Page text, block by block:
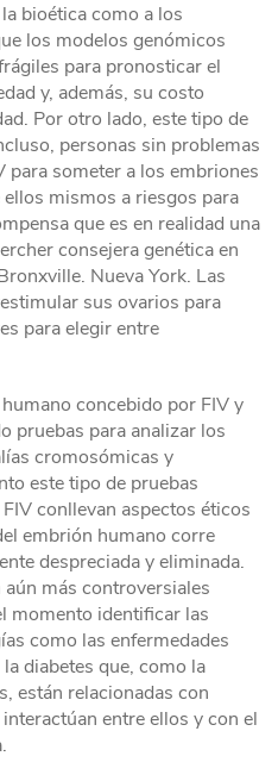
bioética como a los
los modelos genómicos
para pronosticar el
y, además, su costo
Por otro lado, este tipo de
personas sin problemas
someter a los embriones
mismos a riesgos para
que es en realidad una
consejera genética en
Nueva York. Las
sus ovarios para
para elegir entre
concebido por FIV y
pruebas para analizar los
cromosómicas y
este tipo de pruebas
conllevan aspectos éticos
embrión humano corre
despreciada y eliminada.
más controversiales
momento identificar las
como las enfermedades
diabetes que, como la
están relacionadas con
entre ellos y con el